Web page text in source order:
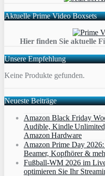
Aktuelle Prime Video Boxsets
Hier finden Sie aktuelle
Unsere Empfehlung
Keine Produkte gefunden.
Neueste Beiträge
Amazon Black Friday
Audible, Kindle
Amazon Hardware
Amazon Prime Day
Beamer, Kopfhörer &
Fußball-WM 2026 im
optimieren Sie Ihr